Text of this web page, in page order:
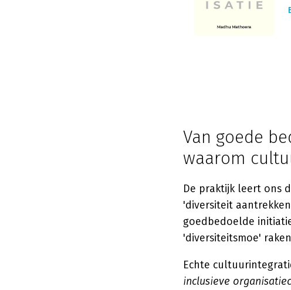
Van goede
waarom
De praktijk leert ons
'diversiteit
goedbedoelde
'diversiteitsmoe'
Echte
inclusieve